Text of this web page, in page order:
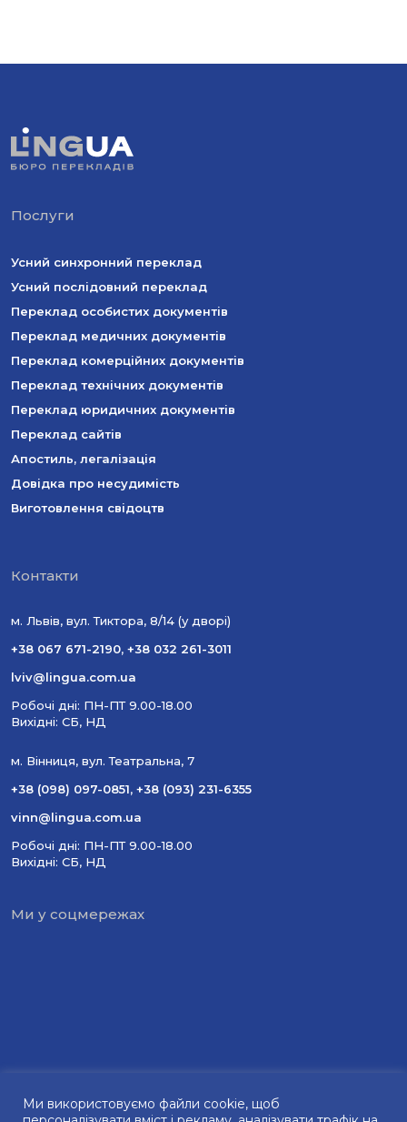
Послуги
Усний синхронний переклад
Усний послідовний переклад
Переклад особистих документів
Переклад медичних документів
Переклад комерційних документів
Переклад технічних документів
Переклад юридичних документів
Переклад сайтів
Апостиль, легалізація
Довідка про несудимість
Виготовлення свідоцтв
Контакти
м. Львів, вул. Тиктора, 8/14 (у дворі)
+38 067 671-2190, +38 032 261-3011
lviv@lingua.com.ua
Робочі дні: ПН-ПТ 9.00-18.00
Вихідні: СБ, НД
м. Вінниця, вул. Театральна, 7
+38 (098) 097-0851, +38 (093) 231-6355
vinn@lingua.com.ua
Робочі дні: ПН-ПТ 9.00-18.00
Вихідні: СБ, НД
Ми у соцмережах
Ми використовуємо файли сookie, щоб